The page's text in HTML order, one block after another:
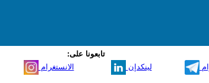
تابعونا على:
الانستغرام لينكدإن